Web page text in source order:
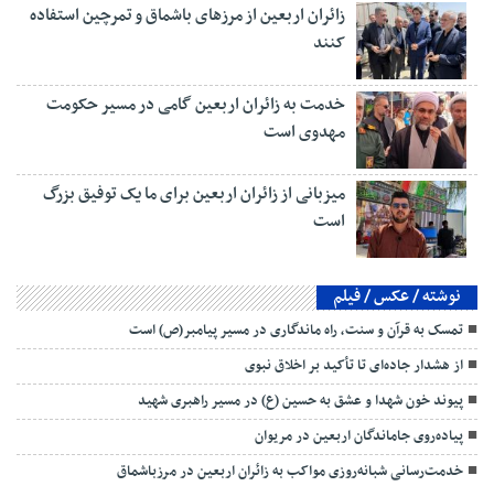
زائران اربعین از مرزهای باشماق و تمرچین استفاده
کنند
خدمت به زائران اربعین گامی در مسیر حکومت
مهدوی است
میزبانی از زائران اربعین برای ما یک توفیق بزرگ
است
نوشته / عکس / فیلم
تمسک به قرآن و سنت، راه ماندگاری در مسیر پیامبر(ص) است
از هشدار جاده‌ای تا تأکید بر اخلاق نبوی
پیوند خون شهدا و عشق به حسین (ع) در مسیر راهبری شهید
پیاده‌روی جاماندگان اربعین در مریوان
خدمت‌رسانی شبانه‌روزی مواکب به زائران اربعین در مرزباشماق